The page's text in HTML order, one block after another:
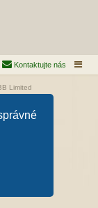
Kontaktujte nás
Limited